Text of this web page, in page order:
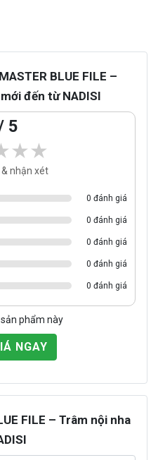
BLUE FILE –
đến từ NADISI
5
nhận xét
0 đánh giá
0 đánh giá
0 đánh giá
0 đánh giá
0 đánh giá
phẩm này
NGAY
FILE – Trâm nội nha